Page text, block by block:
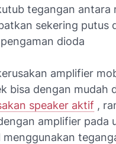
tegangan
sekering putus
dioda
amplifier
bisa dengan mudah
speaker aktif ,
amplifier pada